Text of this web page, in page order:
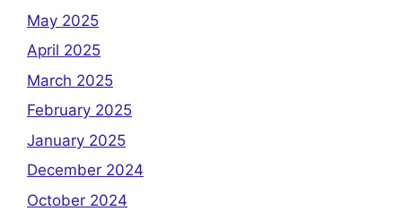
May 2025
April 2025
March 2025
February 2025
January 2025
December 2024
October 2024